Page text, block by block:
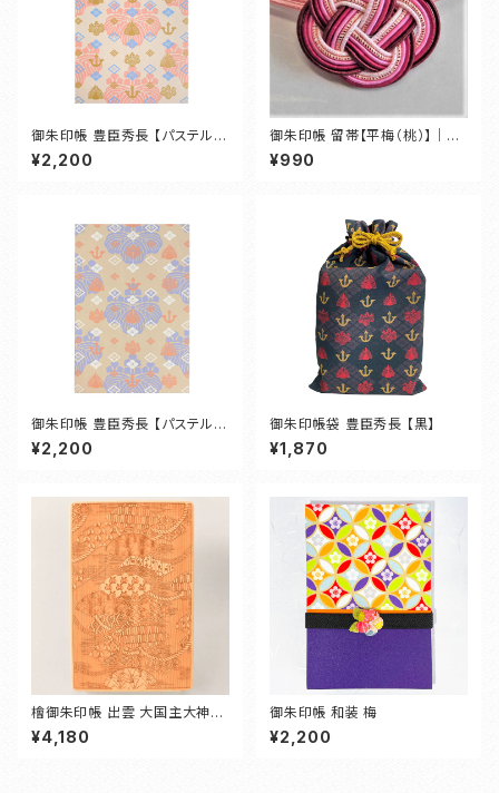
御朱印帳 豊臣秀長 【パステルピ
ンク】
¥2,200
御朱印帳 留帯【平梅（桃）】｜水
引 バンド
¥990
御朱印帳 豊臣秀長 【パステルブ
ルー】
¥2,200
御朱印帳袋 豊臣秀長 【黒】
¥1,870
檜御朱印帳 出雲 大国主大神
（いずも おおくにぬしおおかみ）
¥4,180
御朱印帳 和装 梅
¥2,200